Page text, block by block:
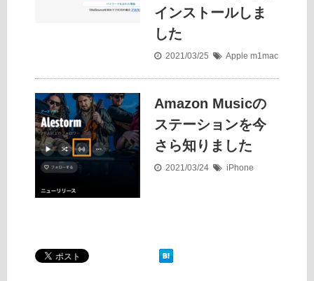
インストールしま
した
2021/03/25 Apple m1mac
Amazon Musicの
ステーションを今
さら知りました
2021/03/24 iPhone